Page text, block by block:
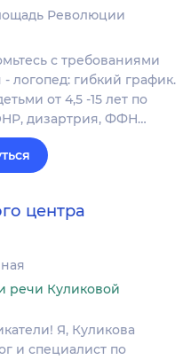
Революции
с требованиями
логoпeд: гибкий гpaфик.
от 4,5 -15 лет по
дизартрия, ФФН…
центра
речи Куликовой
Я, Куликова
и специалист по